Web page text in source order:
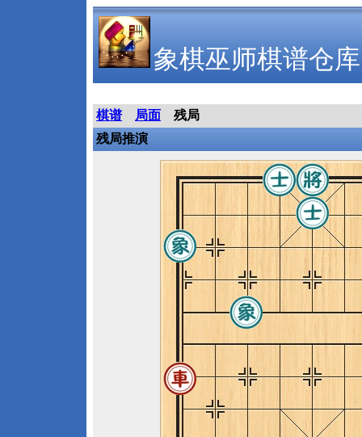
象棋巫师棋谱仓库
棋谱 局面
残局
残局推演